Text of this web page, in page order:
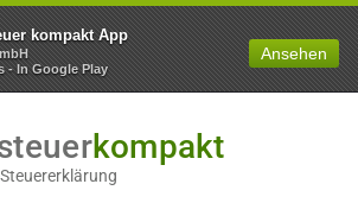
kompakt App
- In Google Play
Ansehen
kompakt